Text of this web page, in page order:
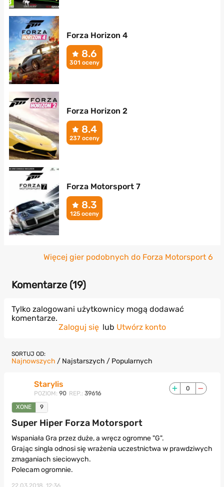
Forza Horizon 4
8.6
301 oceny
Forza Horizon 2
8.4
237 oceny
Forza Motorsport 7
8.3
125 oceny
Więcej gier podobnych do Forza Motorsport 6
Komentarze (19)
Tylko zalogowani użytkownicy mogą dodawać
komentarze.
Zaloguj się lub Utwórz konto
SORTUJ OD:
Najnowszych / Najstarszych / Popularnych
Starylis
POZIOM: 90 REP.: 39616
0
XONE 9
Super Hiper Forza Motorsport
Wspaniała Gra przez duże, a wręcz ogromne "G".
Grając singla odnosi się wrażenia uczestnictwa w prawdziwych
zmaganiach sieciowych.
Polecam ogromnie.
22.03.2018, 12:36